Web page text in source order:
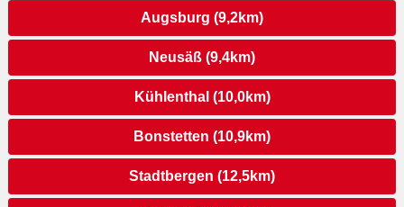
Augsburg (9,2km)
Neusäß (9,4km)
Kühlenthal (10,0km)
Bonstetten (10,9km)
Stadtbergen (12,5km)